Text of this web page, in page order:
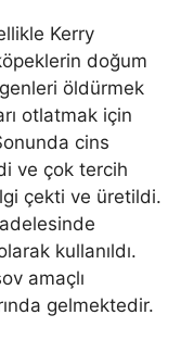
Kerry
doğum
öldürmek
otlatmak için
cins
ve çok tercih
çekti ve üretildi.
kullanıldı.
amaçlı
gelmektedir.